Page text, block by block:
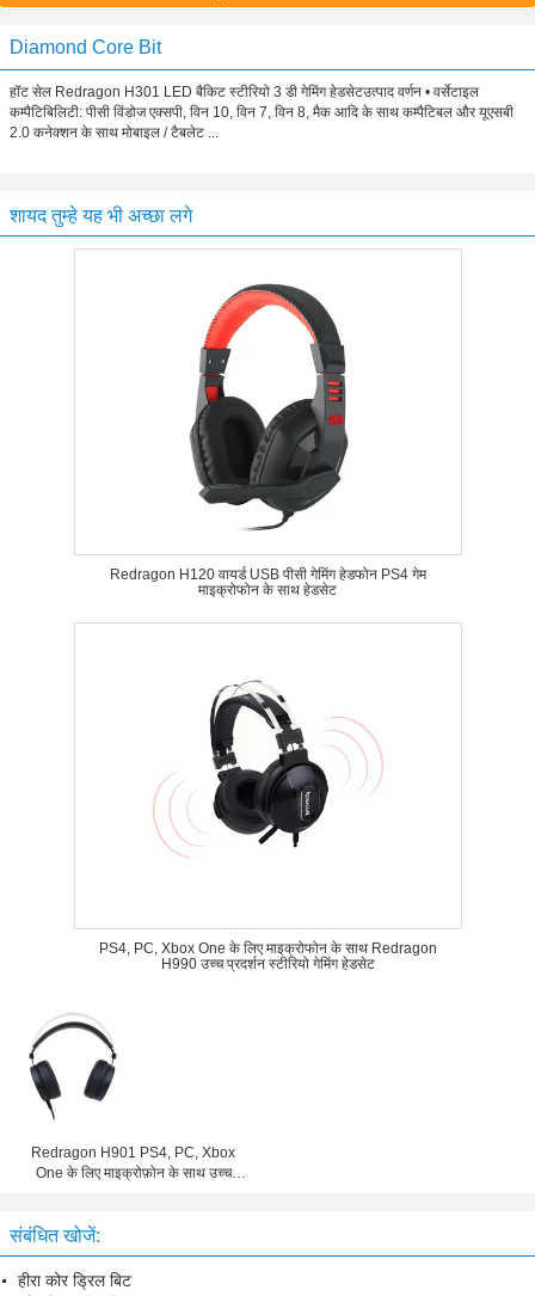
Diamond Core Bit
हॉट सेल Redragon H301 LED बैकिट स्टीरियो 3 डी गेमिंग हेडसेटउत्पाद वर्णन • वर्सेटाइल
कम्पैटिबिलिटी: पीसी विंडोज एक्सपी, विन 10, विन 7, विन 8, मैक आदि के साथ कम्पैटिबल और यूएसबी
2.0 कनेक्शन के साथ मोबाइल / टैबलेट ...
शायद तुम्हे यह भी अच्छा लगे
Redragon H120 वायर्ड USB पीसी गेमिंग हेडफोन PS4 गेम
माइक्रोफोन के साथ हेडसेट
PS4, PC, Xbox One के लिए माइक्रोफोन के साथ Redragon
H990 उच्च प्रदर्शन स्टीरियो गेमिंग हेडसेट
Redragon H901 PS4, PC, Xbox
One के लिए माइक्रोफ़ोन के साथ उच्च
संबंधित खोजें:
हीरा कोर ड्रिल बिट